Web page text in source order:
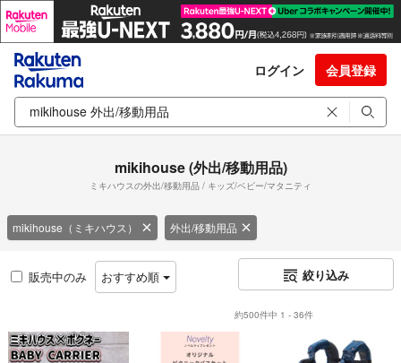
ログイン 会員登録
mikihouse (外出/移動用品)
ミキハウスの外出/移動用品 / キッズ/ベビー/マタニティ
mikihouse（ミキハウス） 外出/移動用品
販売中のみ おすすめ順 絞り込み
約500件中 1 - 36件